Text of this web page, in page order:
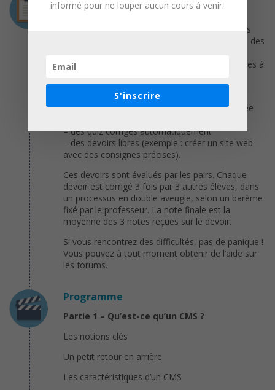
parties et peut comporter du texte, des images
(schéma, illustration) et des vidéos. Les vidéos des
moyenne de 3-4 minutes. Elles sont visualisables à
téléchargeables en haute définition.
Chaque partie d’un cours certifiant est ponctuée
– des quiz corrigés automatiquement
– des devoirs libres (exemple : créer un site web
avec des consignes précises).
Ces devoirs sont évalués par les pairs. Chaque
devoir est corrigé 3 fois par 3 autres élèves, dans
un processus en double aveugle, selon un barème
fixé par le professeur. La note finale est la
moyenne des 3 notes reçues sur le devoir.
Si vous rencontrez des difficultés, pas de panique !
Vous pouvez à tout moment obtenir de l’aide sur
les forums.
Programme
Partie 1 – Qu’est-ce qu’un CMS ?
Les notions clés
Un petit retour en arrière
Les caractéristiques d’un CMS
informé pour ne louper aucun cours à venir.
S'inscrire